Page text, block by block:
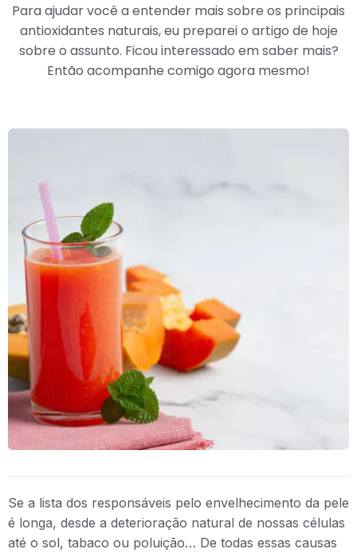
Para ajudar você a entender mais sobre os principais
antioxidantes naturais, eu preparei o artigo de hoje
sobre o assunto. Ficou interessado em saber mais?
Então acompanhe comigo agora mesmo!
Se a lista dos responsáveis pelo envelhecimento da pele
é longa, desde a deterioração natural de nossas células
até o sol, tabaco ou poluição… De todas essas causas